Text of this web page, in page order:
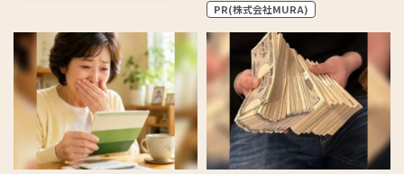
PR(株式会社MURA)